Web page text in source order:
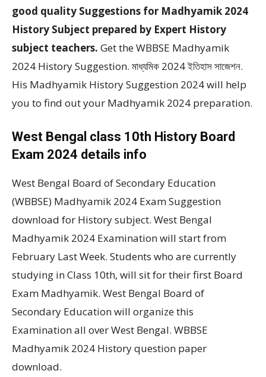
good quality Suggestions for Madhyamik 2024
History Subject prepared by Expert History
subject teachers. Get the WBBSE Madhyamik
2024 History Suggestion. মাধ্যমিক 2024 ইতিহাস সাজেশন.
His Madhyamik History Suggestion 2024 will help
you to find out your Madhyamik 2024 preparation.
West Bengal class 10th History Board
Exam 2024 details info
West Bengal Board of Secondary Education
(WBBSE) Madhyamik 2024 Exam Suggestion
download for History subject. West Bengal
Madhyamik 2024 Examination will start from
February Last Week. Students who are currently
studying in Class 10th, will sit for their first Board
Exam Madhyamik. West Bengal Board of
Secondary Education will organize this
Examination all over West Bengal. WBBSE
Madhyamik 2024 History question paper
download.